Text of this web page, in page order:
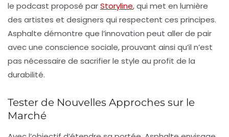
le podcast proposé parStoryline, qui met en lumière
des artistes et designers qui respectent ces principes.
Asphalte démontre que l’innovation peut aller de pair
avec une conscience sociale, prouvant ainsi qu’il n’est
pas nécessaire de sacrifier le style au profit de la
durabilité.
Tester de Nouvelles Approches sur le
Marché